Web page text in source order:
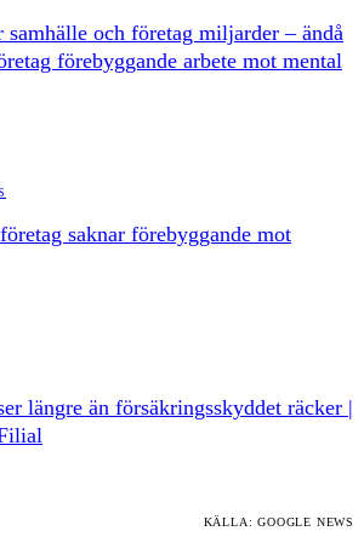
samhälle och företag miljarder – ändå
förebyggande arbete mot mental
saknar förebyggande mot
längre än försäkringsskyddet räcker |
KÄLLA: GOOGLE NEWS